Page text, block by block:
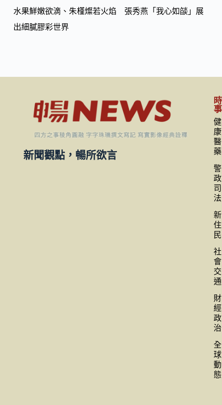
水果鮮嫩欲滴、朱槿燦若火焰 張秀燕「我心如燄」展
出細膩膠彩世界
新聞觀點，暢所欲言
時
事
健
康
醫
藥
警
政
司
法
新
住
民
社
會
交
通
財
經
政
治
全
球
動
態